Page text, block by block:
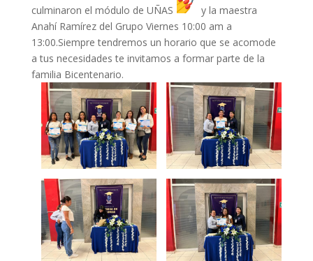
culminaron el módulo de UÑAS
y la maestra
Anahí Ramírez del Grupo Viernes 10:00 am a
13:00.Siempre tendremos un horario que se acomode
a tus necesidades te invitamos a formar parte de la
familia Bicentenario.